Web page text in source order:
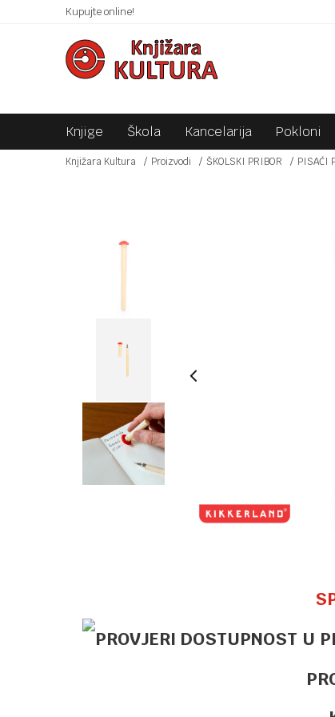
Kupujte online!SIGURNO PLAĆANJE PLATNIM KARTICAMA!
Knjige Škola Kancelarija Pokloni
Knjižara Kultura Proizvodi ŠKOLSKI PRIBOR PISAĆI